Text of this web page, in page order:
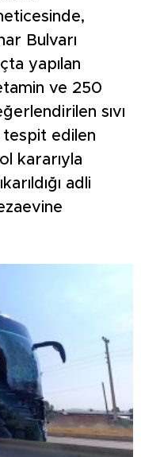
Bulvarı
yapılan
ve 250
sıvı
tespit edilen
kararıyla
adli